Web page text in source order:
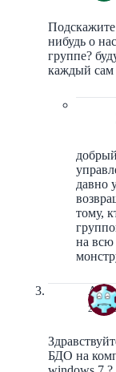
Подскажите
нибудь о
группе?
каждый сам
давно
тому,
на всю
26/07/
БДО на